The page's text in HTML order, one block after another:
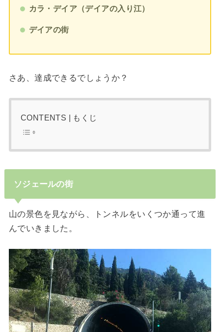
カラ・デイア（デイアの入り江）
デイアの街
さあ、達成できるでしょうか？
CONTENTS | もくじ
ソジェールの街
山の景色を見ながら、トンネルをいくつか通って進
んでいきました。